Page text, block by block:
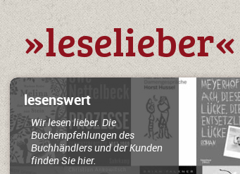
»leselieber«
lesenswert
Wir lesen lieber. Die
Buchempfehlungen des
Buchhändlers und der Kunden
finden Sie hier.